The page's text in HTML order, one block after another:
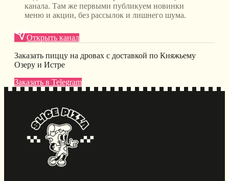
канала. Там же первыми публикуем новинки
меню и акции, без рассылок и лишнего шума.
Открыть канал
Заказать пиццу на дровах с доставкой по Княжьему
Озеру и Истре
Заказать в Telegram